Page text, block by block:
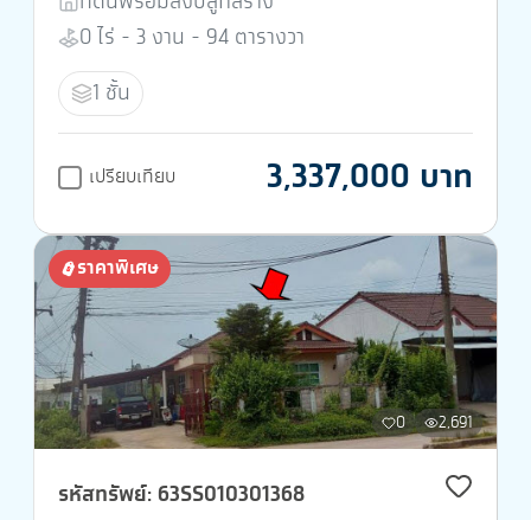
0 ไร่ - 3 งาน - 94 ตารางวา
1 ชั้น
เปรียบเทียบ 3,337,000 บาท
ราคาพิเศษ
0 2,691
รหัสทรัพย์: 63SS010301368